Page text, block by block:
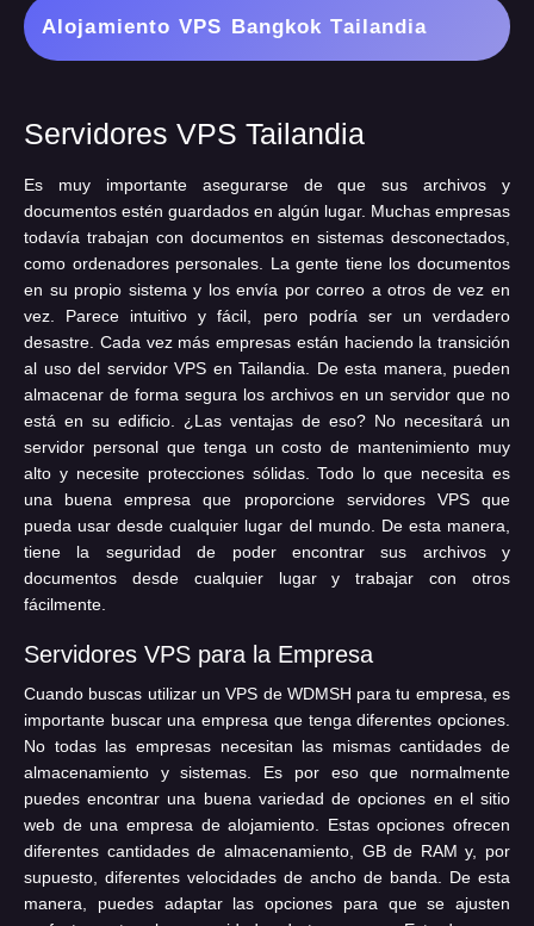
Alojamiento VPS Bangkok Tailandia
Servidores VPS Tailandia
Es muy importante asegurarse de que sus archivos y
documentos estén guardados en algún lugar. Muchas empresas
todavía trabajan con documentos en sistemas desconectados,
como ordenadores personales. La gente tiene los documentos
en su propio sistema y los envía por correo a otros de vez en
vez. Parece intuitivo y fácil, pero podría ser un verdadero
desastre. Cada vez más empresas están haciendo la transición
al uso del servidor VPS en Tailandia. De esta manera, pueden
almacenar de forma segura los archivos en un servidor que no
está en su edificio. ¿Las ventajas de eso? No necesitará un
servidor personal que tenga un costo de mantenimiento muy
alto y necesite protecciones sólidas. Todo lo que necesita es
una buena empresa que proporcione servidores VPS que
pueda usar desde cualquier lugar del mundo. De esta manera,
tiene la seguridad de poder encontrar sus archivos y
documentos desde cualquier lugar y trabajar con otros
fácilmente.
Servidores VPS para la Empresa
Cuando buscas utilizar un VPS de WDMSH para tu empresa, es
importante buscar una empresa que tenga diferentes opciones.
No todas las empresas necesitan las mismas cantidades de
almacenamiento y sistemas. Es por eso que normalmente
puedes encontrar una buena variedad de opciones en el sitio
web de una empresa de alojamiento. Estas opciones ofrecen
diferentes cantidades de almacenamiento, GB de RAM y, por
supuesto, diferentes velocidades de ancho de banda. De esta
manera, puedes adaptar las opciones para que se ajusten